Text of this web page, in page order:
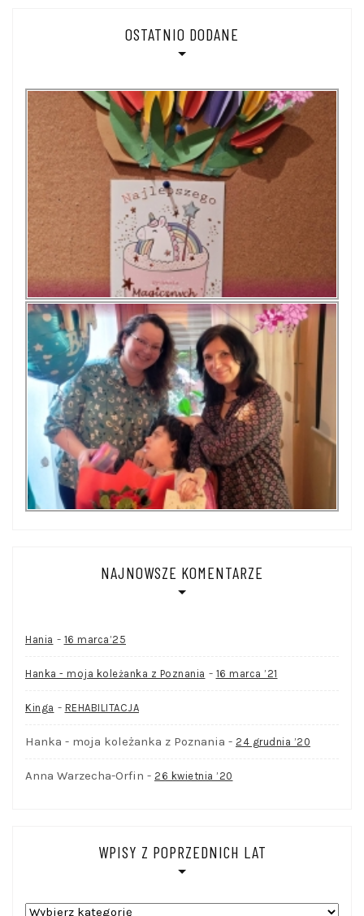
OSTATNIO DODANE
NAJNOWSZE KOMENTARZE
Hania - 16 marca’25
Hanka - moja koleżanka z Poznania - 16 marca ’21
Kinga - REHABILITACJA
Hanka - moja koleżanka z Poznania - 24 grudnia ’20
Anna Warzecha-Orfin - 26 kwietnia ’20
WPISY Z POPRZEDNICH LAT
WPISY